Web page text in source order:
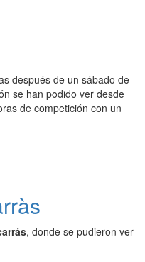
después de un sábado de
se han podido ver desde
de competición con un
, donde se pudieron ver